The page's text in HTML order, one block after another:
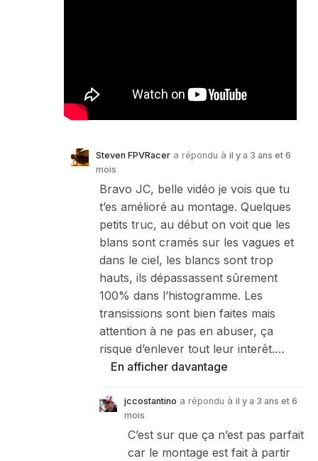
Steven FPVRacer a répondu à il y a 3 ans et 6
mois
Bravo JC, belle vidéo je vois que tu
t’es amélioré au montage. Quelques
petits truc, au début on voit que les
blans sont cramés sur les vagues et
dans le ciel, les blancs sont trop
hauts, ils dépassassent sûrement
100% dans l’histogramme. Les
transissions sont bien faites mais
attention à ne pas en abuser, ça
risque d’enlever tout leur interêt.…
En afficher davantage
jccostantino a répondu à il y a 3 ans et 6
mois
C’est sur que ça n’est pas parfait
car le montage est fait à partir